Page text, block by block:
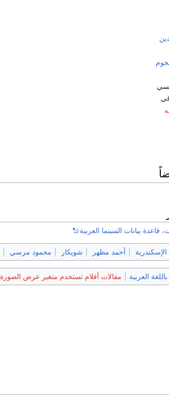
قاعدة بيانات السينما العربية
الإسكندرية أحمد مظهر شويكار محمود مرسي
العربية مقالات أفلام تستخدم متغير عرض الصورة